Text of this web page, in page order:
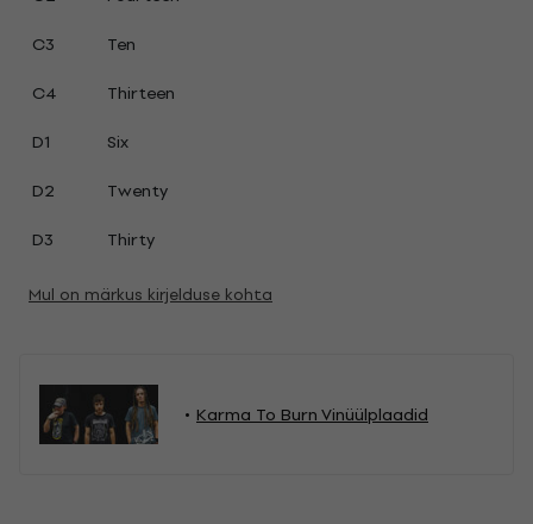
C3
Ten
C4
Thirteen
D1
Six
D2
Twenty
D3
Thirty
Mul on märkus kirjelduse kohta
Karma To Burn Vinüülplaadid